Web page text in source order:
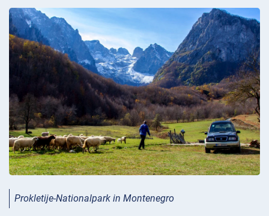
Prokletije-Nationalpark in Montenegro